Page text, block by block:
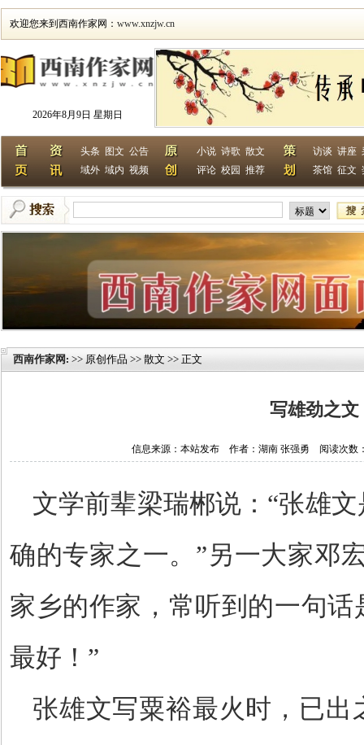
欢迎您来到西南作家网： www.xnzjw.cn
2026年8月9日 星期日
头条 图文 公告
域外 域内 视频
小说 诗歌 散文
评论 校园 推荐
访谈 讲座
茶馆 征文
西南作家网 : >> 原创作品 >> 散文 >> 正文
写雄劲之文
信息来源：本站发布 作者：湖南 张强勇 阅读次数
文学前辈梁瑞郴说： “张雄
确的专家之一。”另一大家邓
家乡的作家，常听到的一句
最好！”
张雄文写粟裕最火时，已出